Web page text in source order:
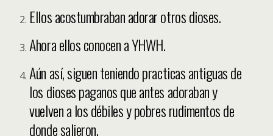
Ellos acostumbraban adorar otros dioses.
Ahora ellos conocen a YHWH.
Aún así, siguen teniendo practicas antiguas de
los dioses paganos que antes adoraban y
vuelven a los débiles y pobres rudimentos de
donde salieron.